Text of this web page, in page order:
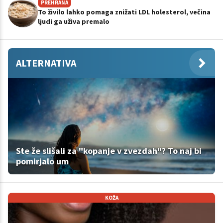
PREHRANA
To živilo lahko pomaga znižati LDL holesterol, večina
ljudi ga uživa premalo
ALTERNATIVA
Ste že slišali za "kopanje v zvezdah"? To naj bi
pomirjalo um
KOŽA